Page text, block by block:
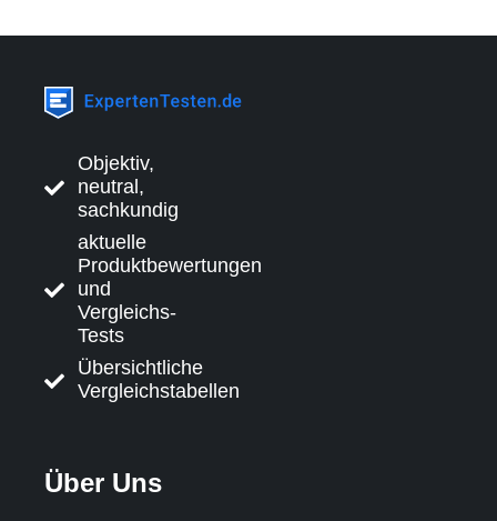
Objektiv,
neutral,
sachkundig
aktuelle
Produktbewertungen
und
Vergleichs-
Tests
Übersichtliche
Vergleichstabellen
Über Uns